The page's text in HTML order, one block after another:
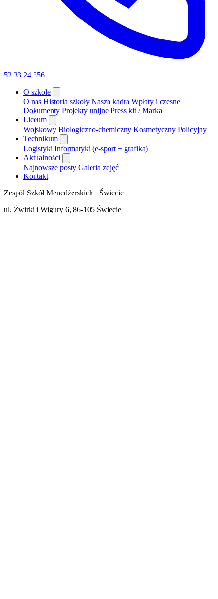
52 33 24 356
O szkole
O nas Historia szkoły Nasza kadra Wpłaty i czesne
Dokumenty Projekty unijne Press kit / Marka
Liceum
Wojskowy Biologiczno-chemiczny Kosmetyczny Policyjny
Technikum
Logistyki Informatyki (e-sport + grafika)
Aktualności
Najnowsze posty Galeria zdjęć
Kontakt
Zespół Szkół Menedżerskich · Świecie
ul. Żwirki i Wigury 6, 86-105 Świecie